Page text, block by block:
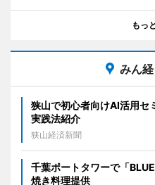
もっ
みん
狭山で初心者向けAI活用
実践法紹介
狭山経済新聞
千葉ポートタワーで「
焼き料理提供